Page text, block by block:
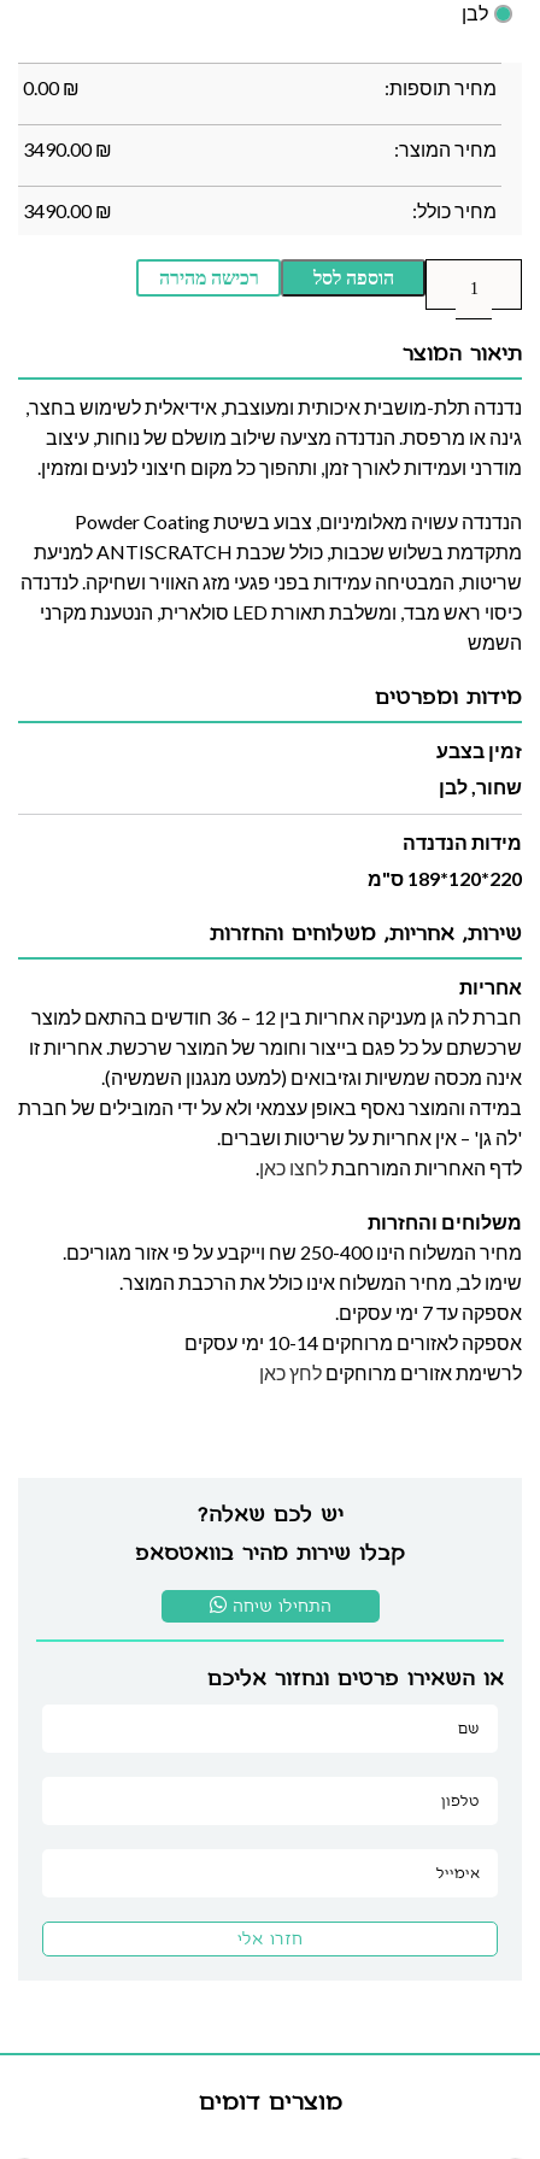
לבן
מחיר תוספות: ₪
0.00
מחיר המוצר: ₪
3490.00
מחיר כולל: ₪
3490.00
הוספה לסל רכישה מהירה
תיאור המוצר
נדנדה תלת-מושבית איכותית ומעוצבת, אידיאלית לשימוש בחצר,
גינה או מרפסת. הנדנדה מציעה שילוב מושלם של נוחות, עיצוב
מודרני ועמידות לאורך זמן, ותהפוך כל מקום חיצוני לנעים ומזמין.
הנדנדה עשויה מאלומיניום, צבוע בשיטת Powder Coating
מתקדמת בשלוש שכבות, כולל שכבת ANTISCRATCH למניעת
שריטות, המבטיחה עמידות בפני פגעי מזג האוויר ושחיקה. לנדנדה
כיסוי ראש מבד, ומשלבת תאורת LED סולארית, הנטענת מקרני
השמש
מידות ומפרטים
זמין בצבע
שחור, לבן
מידות הנדנדה
220*120*189 ס"מ
יש לכם שאלה?
קבלו שירות מהיר בוואטסאפ
התחילו שיחה
או השאירו פרטים ונחזור אליכם
שירות, אחריות, משלוחים והחזרות
אחריות
חברת לה גן מעניקה אחריות בין 12 – 36 חודשים בהתאם למוצר
שרכשתם על כל פגם בייצור וחומר של המוצר שרכשת. אחריות זו
אינה מכסה שמשיות וגזיבואים (למעט מנגנון השמשיה).
במידה והמוצר נאסף באופן עצמאי ולא על ידי המובילים של חברת
'לה גן' – אין אחריות על שריטות ושברים.
לדף האחריות המורחבתלחצו כאן.
משלוחים והחזרות
מחיר המשלוח הינו 250-400 שח וייקבע על פי אזור מגוריכם.
שימו לב, מחיר המשלוח אינו כולל את הרכבת המוצר.
אספקה עד 7 ימי עסקים.
אספקה לאזורים מרוחקים 10-14 ימי עסקים
לרשימת אזורים מרוחקים לחץ כאן
מוצרים דומים